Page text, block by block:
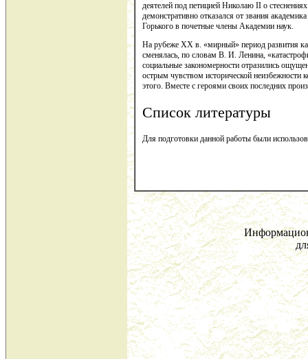
деятелей под петицией Николаю II о
демонстративно отказался от звания
Горького в почетные члены Академии наук.
На рубеже XX в. «мирный» период развития
сменялась, по словам В. И. Ленина,
социальные закономерности отразились
острым чувством исторической
этого. Вместе с героями своих последних
Список литературы
Для подготовки данной работы были